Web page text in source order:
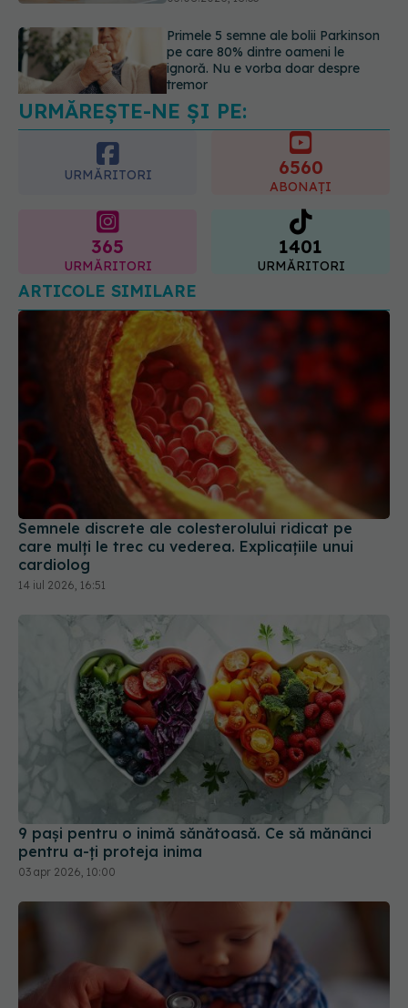
Gabriela Cristea, manifest pentru
respect și acceptare: Corpul
fiecăruia spune o poveste
05.08.2026, 21:23
URMĂREȘTE-NE ȘI PE:
URMĂRITORI
365 1401
URMĂRITORI
ARTICOLE SIMILARE
Semnele discrete ale colesterolului ridicat pe
care mulți le trec cu vederea. Explicațiile unui
14 iul 2026, 16:51
9 pași pentru o inimă sănătoasă. Ce să mănânci
pentru a-ți proteja inima